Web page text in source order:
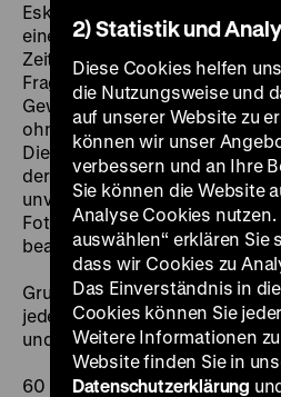
Eskalation der Gewalt in den
einer Einordnung der
Zeitgeschichte, liegt der Fokus
Frage nach dem Umgang mit
Gewalt. Wie versucht der
ohne dabei rechtsstaatliche
Diese und andere
der Führung aufgegriffen und
unveröffentlichtem Material
Fotografien und
beantwortet.
Gruppen können die öffentlich
jederzeit in Deutsch, Englisch,
und Niederländisch buchen.
60 Minuten
2) Statistik und
Diese Cookies helfen
die Nutzungsweise und
auf unserer Website zu
können wir unser
verbessern und an Ihre
Sie können die Website
Analyse Cookies
auswählen“ erklären Sie
dass wir Cookies zu
Das Einverständnis in
Cookies können Sie
Weitere Informationen
Website finden Sie in
Datenschutzerklärung